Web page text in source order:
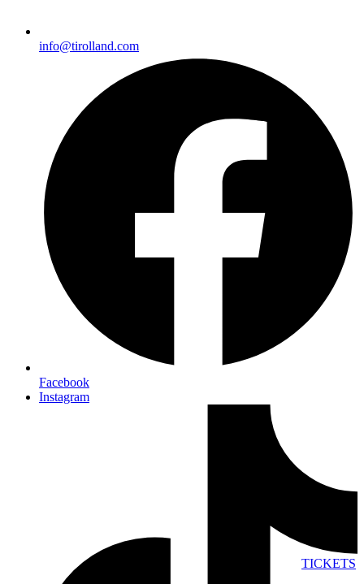
TICKETS
info@tirolland.com
Facebook
Instagram